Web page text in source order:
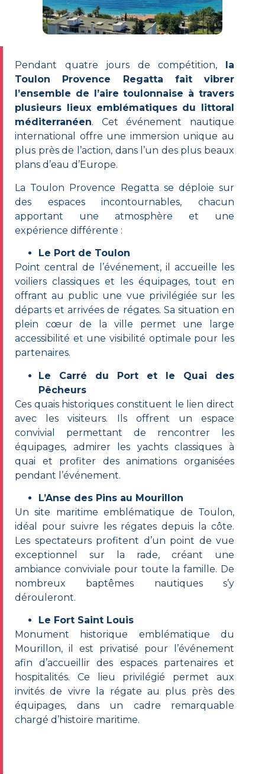
Pendant quatre jours de compétition,
la
Toulon Provence Regatta fait vibrer
l’ensemble de l’aire toulonnaise à travers
plusieurs lieux emblématiques du littoral
méditerranéen. Cet événement nautique
international offre une immersion unique au
plus près de l’action, dans l’un des plus beaux
plans d’eau d’Europe.
La Toulon Provence Regatta se déploie sur
des espaces incontournables, chacun
apportant une atmosphère et une
expérience différente :
Le Port de Toulon
Point central de l’événement, il accueille les
voiliers classiques et les équipages, tout en
offrant au public une vue privilégiée sur les
départs et arrivées de régates. Sa situation en
plein cœur de la ville permet une
large
accessibilité et une visibilité optimale pour les
partenaires.
Le Carré du Port et le Quai des
Pêcheurs
Ces quais historiques constituent le lien direct
avec les visiteurs. Ils offrent un espace
convivial permettant de rencontrer les
équipages, admirer les yachts classiques à
quai et profiter des animations organisées
pendant l’événement.
L’Anse des Pins au Mourillon
Un site maritime emblématique de Toulon,
idéal pour suivre les régates depuis la côte.
Les spectateurs profitent d’un point de vue
exceptionnel sur la rade, créant une
ambiance conviviale pour toute la famille. De
nombreux baptêmes nautiques s’y
dérouleront.
Le Fort Saint Louis
Monument historique emblématique du
Mourillon, il est privatisé pour l’événement
afin d’accueillir des espaces partenaires et
hospitalités. Ce lieu privilégié permet aux
invités de vivre la régate au plus près des
équipages, dans un cadre remarquable
chargé d’histoire maritime.